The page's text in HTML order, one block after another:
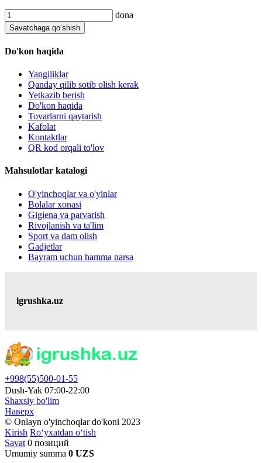
dona
Savatchaga qo‘shish
Do'kon haqida
Yangiliklar
Qanday qilib sotib olish kerak
Yetkazib berish
Do'kon haqida
Tovarlarni qaytarish
Kafolat
Kontaktlar
QR kod orqali to'lov
Mahsulotlar katalogi
O'yinchoqlar va o'yinlar
Bolalar xonasi
Gigiena va parvarish
Rivojlanish va ta'lim
Sport va dam olish
Gadjetlar
Bayram uchun hamma narsa
igrushka.uz
+998(55)500-01-55
Dush-Yak 07:00-22:00
Shaxsiy bo'lim
Наверх
© Onlayn o'yinchoqlar do'koni 2023
Kirish Ro‘yxatdan o‘tish
Savat 0 позиций
Umumiy summa 0 UZS